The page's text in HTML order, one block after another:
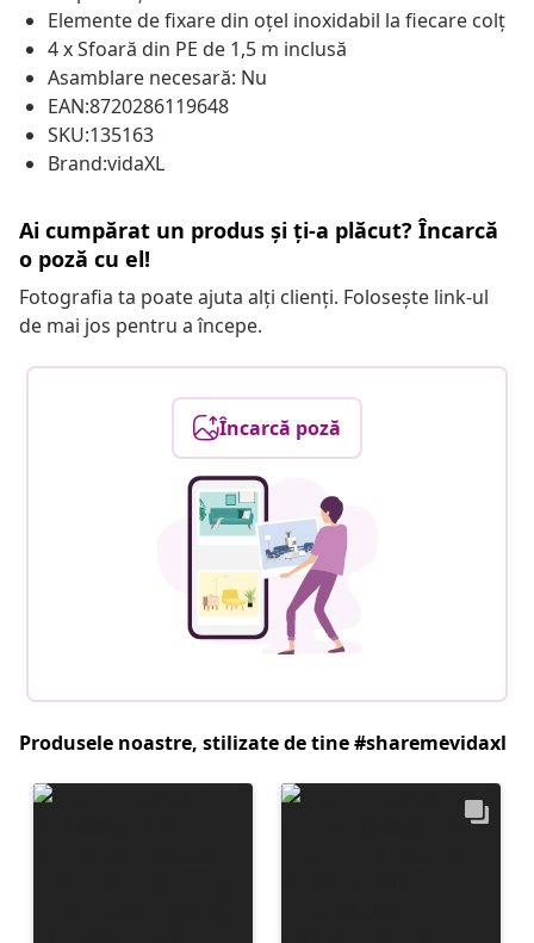
Elemente de fixare din oțel inoxidabil la fiecare colț
4 x Sfoară din PE de 1,5 m inclusă
Asamblare necesară: Nu
EAN:8720286119648
SKU:135163
Brand:vidaXL
Ai cumpărat un produs și ți-a plăcut? Încarcă
o poză cu el!
Fotografia ta poate ajuta alți clienți. Folosește link-ul
de mai jos pentru a începe.
Încarcă poză
Produsele noastre, stilizate de tine #sharemevidaxl